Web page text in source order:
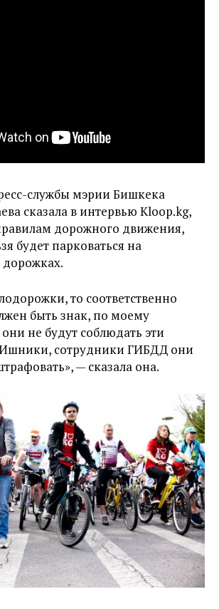
службы мэрии Бишкека
сказала в интервью Kloop.kg,
дорожного движения,
будет парковаться на
то соответственно
быть знак, по моему
не будут соблюдать эти
сотрудники ГИБДД они
— сказала она.